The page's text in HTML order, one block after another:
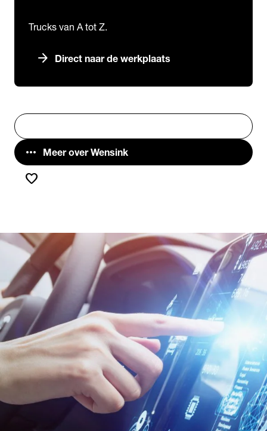
Trucks van A tot Z.
arrow_forward Direct naar de werkplaats
more_horiz Meer over Wensink
favorite